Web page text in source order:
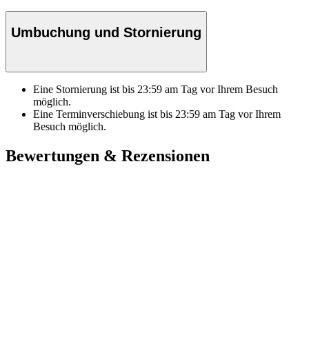
Umbuchung und Stornierung
Eine Stornierung ist bis 23:59 am Tag vor Ihrem Besuch
möglich.
Eine Terminverschiebung ist bis 23:59 am Tag vor Ihrem
Besuch möglich.
Bewertungen & Rezensionen